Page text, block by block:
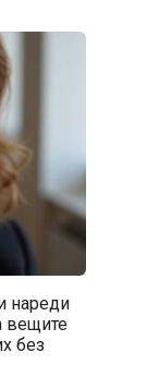
нареди
вещите
без